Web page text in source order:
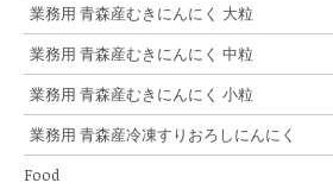
業務用 青森産むきにんにく 大粒
業務用 青森産むきにんにく 中粒
業務用 青森産むきにんにく 小粒
業務用 青森産冷凍すりおろしにんにく
Food